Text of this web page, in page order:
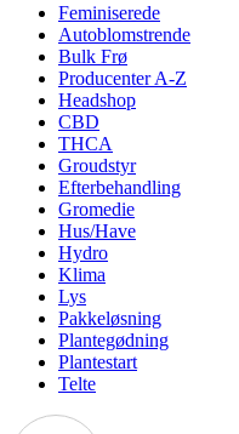
Feminiserede
Autoblomstrende
Bulk Frø
Producenter A-Z
Headshop
CBD
THCA
Groudstyr
Efterbehandling
Gromedie
Hus/Have
Hydro
Klima
Lys
Pakkeløsning
Plantegødning
Plantestart
Telte